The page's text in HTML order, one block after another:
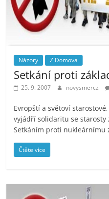
Názory Z Domova
Setkání proti
25. 9. 2007 novysmercz
Evropští a světoví
vyjádří solidaritu se starosty
Setkáním proti nukleárnímu
Čtěte více